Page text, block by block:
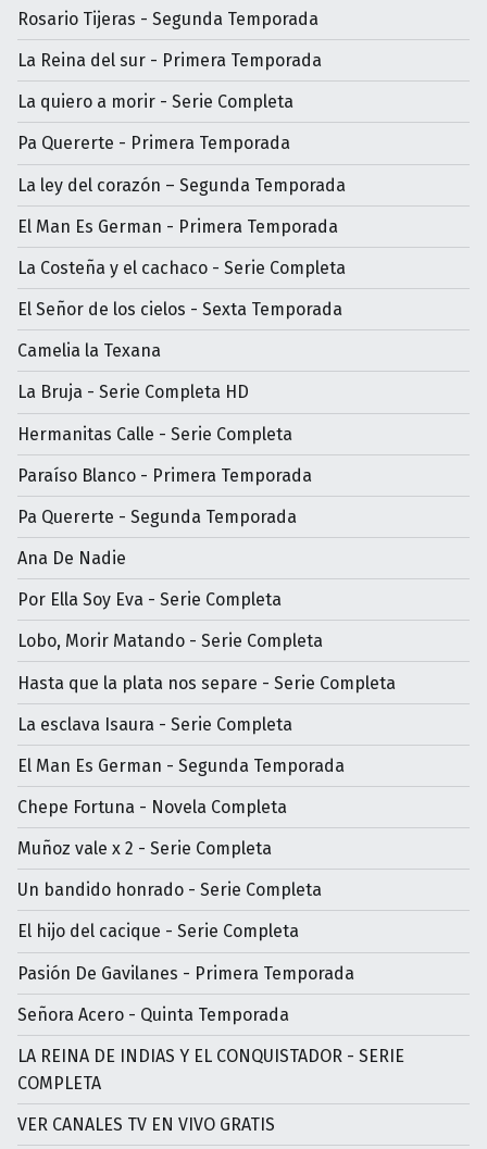
Rosario Tijeras - Segunda Temporada
La Reina del sur - Primera Temporada
La quiero a morir - Serie Completa
Pa Quererte - Primera Temporada
La ley del corazón – Segunda Temporada
El Man Es German - Primera Temporada
La Costeña y el cachaco - Serie Completa
El Señor de los cielos - Sexta Temporada
Camelia la Texana
La Bruja - Serie Completa HD
Hermanitas Calle - Serie Completa
Paraíso Blanco - Primera Temporada
Pa Quererte - Segunda Temporada
Ana De Nadie
Por Ella Soy Eva - Serie Completa
Lobo, Morir Matando - Serie Completa
Hasta que la plata nos separe - Serie Completa
La esclava Isaura - Serie Completa
El Man Es German - Segunda Temporada
Chepe Fortuna - Novela Completa
Muñoz vale x 2 - Serie Completa
Un bandido honrado - Serie Completa
El hijo del cacique - Serie Completa
Pasión De Gavilanes - Primera Temporada
Señora Acero - Quinta Temporada
LA REINA DE INDIAS Y EL CONQUISTADOR - SERIE
COMPLETA
VER CANALES TV EN VIVO GRATIS